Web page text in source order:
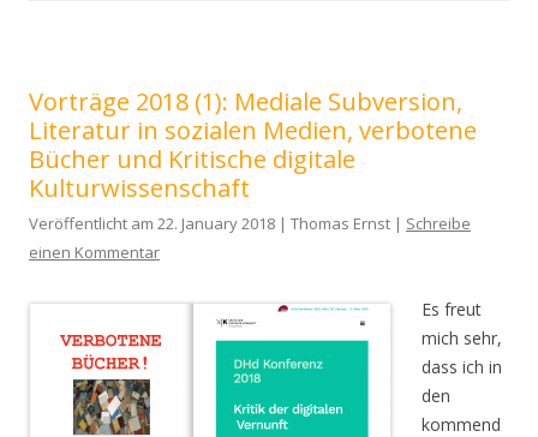
Vorträge 2018 (1): Mediale Subversion,
Literatur in sozialen Medien, verbotene
Bücher und Kritische digitale
Kulturwissenschaft
Veröffentlicht am 22. January 2018 | Thomas Ernst | Schreibe
einen Kommentar
Es freut
mich sehr,
dass ich in
den
kommend